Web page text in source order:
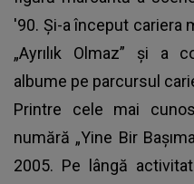
'90. Și-a început cariera
„Ayrılık Olmaz” și a
albume pe parcursul
Printre cele mai
numără „Yine Bir
2005. Pe lângă